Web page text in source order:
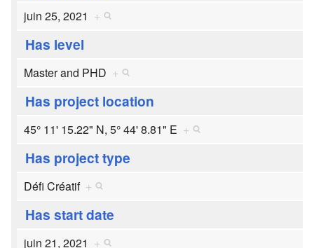
juin 25, 2021 +
Has level
Master and PHD +
Has project location
45° 11' 15.22" N, 5° 44' 8.81" E +
Has project type
Défi Créatif +
Has start date
juin 21, 2021 +